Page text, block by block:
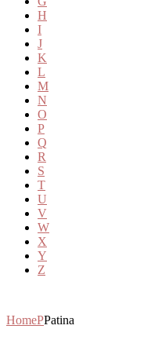
H
I
J
K
L
M
N
O
P
Q
R
S
T
U
V
W
X
Y
Z
HomePPatina